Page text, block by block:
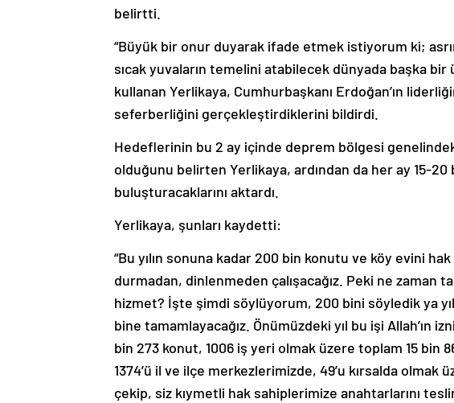
belirtti.
“Büyük bir onur duyarak ifade etmek istiyorum ki;
sıcak yuvaların temelini atabilecek dünyada başka
kullanan Yerlikaya, Cumhurbaşkanı Erdoğan’ın
seferberliğini gerçekleştirdiklerini bildirdi.
Hedeflerinin bu 2 ay içinde deprem bölgesi
olduğunu belirten Yerlikaya, ardından da her ay 15-
buluşturacaklarını aktardı.
Yerlikaya, şunları kaydetti:
“Bu yılın sonuna kadar 200 bin konutu ve köy evini
durmadan, dinlenmeden çalışacağız. Peki ne zaman
hizmet? İşte şimdi söylüyorum, 200 bini söyledik ya yıl
bine tamamlayacağız. Önümüzdeki yıl bu işi Allah’ın
bin 273 konut, 1006 iş yeri olmak üzere toplam 15 bin
1374’ü il ve ilçe merkezlerimizde, 49’u kırsalda olmak
çekip, siz kıymetli hak sahiplerimize anahtarlarını